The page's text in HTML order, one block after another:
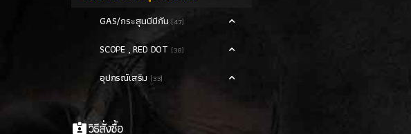
GAS/กระสุนบีบีกัน (47)
SCOPE , RED DOT (38)
อุปกรณ์เสริม (33)
วิธีสั่งซื้อ